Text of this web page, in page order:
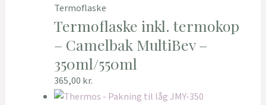
Termoflaske
Termoflaske inkl. termokop
– Camelbak MultiBev –
350ml/550ml
365,00 kr.